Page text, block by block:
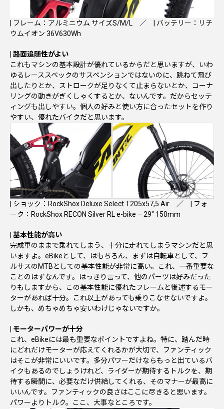
| フレーム：アルミニウム サイズS/M/L ／ | バッテリー：リチ
ウムイオン 36V630Wh
| 路面追随性がよい
これもマシンの基本設計が優れているからだと思いますが、いわ
ゆるレーススペックのサスペンションではないのに、跳ねて飛び
出したりとか、ストロークが足りなくて止まらないとか、コーナ
リングの動きがぎくしゃくするとか、ないんです。だからセッテ
ィングも出しやすい。個人の好みと使い方に合ったセットを作り
やすい、優れたバイクだと思います。
| ショック：RockShox Deluxe Select T205x57,5 Air ／ | フォ
ーク：RockShox RECON Silver RL e-bike – 29″ 150mm
| 基本性能が高い
完成車のままで乗れてしまう、十分に走れてしまうマシンだと思
いますよ。eBikeとして、はもちろん、まずは自転車として、フ
ルサスのMTBとしての基本性能が非常に高い。これ、一番重要な
ことのはずなんです。はっきり言って、他のパーツは好みだった
りもしますから、この基本性能に優れたフレームと後述するモー
ターがあれば十分。これ以上があっても乗りこなせないですよ。
しかも、めちゃめちゃ安いわけじゃないですか。
| モーターパワーが十分
これ、eBikeには最も重要なポイントですよね。特に、踏んだ時
にどれだけモーターが応えてくれるかが大切で、ファンティック
はそこが非常にいいです。多分パワーだけならもっと出ているバ
イクもあるのでしょうけれど、ライダーが期待するトルクを、期
待する瞬間に、必要なだけ供給してくれる、そのマナーが最高に
いいんです。ファンティックの良さはここに尽きると思います。
パワーよりトルク。ここ、大事なところです。